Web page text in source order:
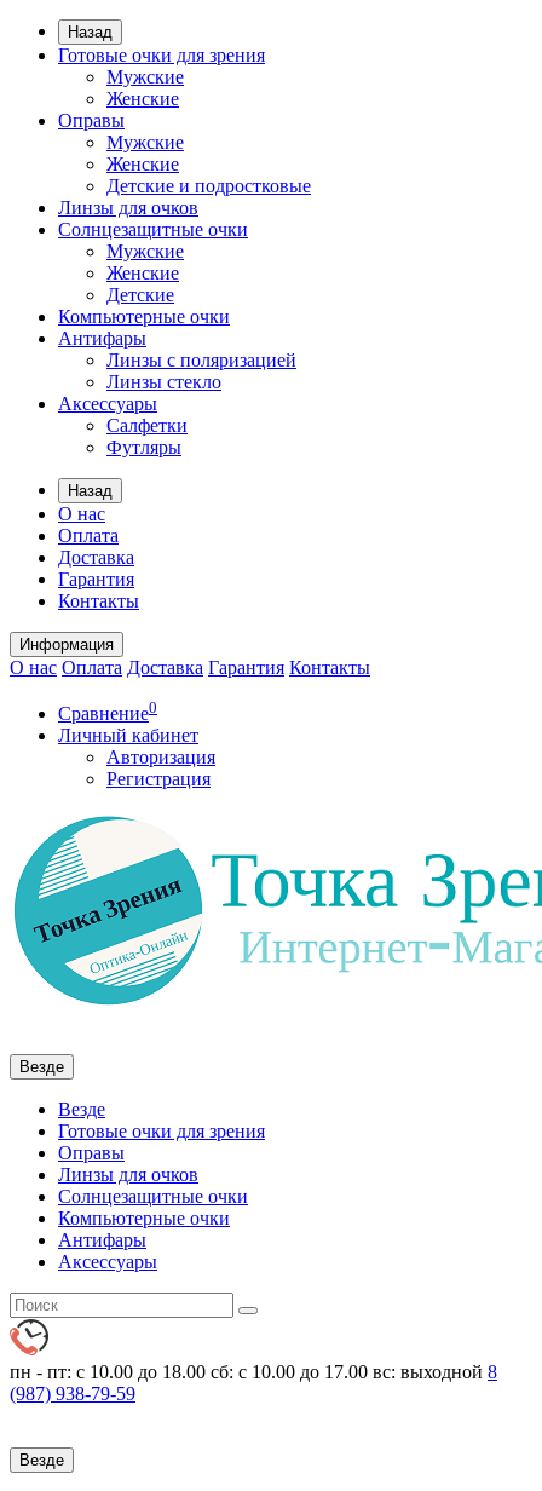
Назад
Готовые очки для зрения
Мужские
Женские
Оправы
Мужские
Женские
Детские и подростковые
Линзы для очков
Солнцезащитные очки
Мужские
Женские
Детские
Компьютерные очки
Антифары
Линзы с поляризацией
Линзы стекло
Аксессуары
Салфетки
Футляры
Назад
О нас
Оплата
Доставка
Гарантия
Контакты
Информация
О нас Оплата Доставка Гарантия Контакты
Сравнение0
Личный кабинет
Авторизация
Регистрация
Везде
Везде
Готовые очки для зрения
Оправы
Линзы для очков
Солнцезащитные очки
Компьютерные очки
Антифары
Аксессуары
пн - пт: с 10.00 до 18.00 сб: с 10.00 до 17.00 вс: выходной 8
(987) 938-79-59
Везде